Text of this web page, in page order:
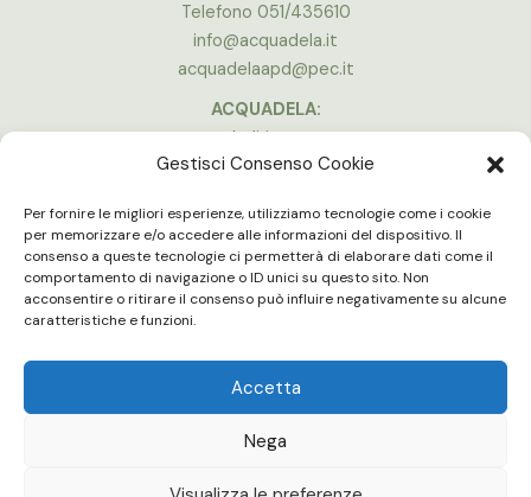
Gestisci Consenso Cookie
Per fornire le migliori esperienze, utilizziamo tecnologie come i cookie
per memorizzare e/o accedere alle informazioni del dispositivo. Il
consenso a queste tecnologie ci permetterà di elaborare dati come il
comportamento di navigazione o ID unici su questo sito. Non
acconsentire o ritirare il consenso può influire negativamente su alcune
caratteristiche e funzioni.
Accetta
Nega
Telefono 051/435610
info@acquadela.it
acquadelaapd@pec.it
ACQUADELA:
Indirizzo:
Via A. Costa, 174, 40134 Bologna
Vedi la mappa
ORARI APERTURA:
Lun - Ven 16:00 - 20:00
Gli uffici e le palestre sono chiuse in concomitanza delle partite in
Acquadela | Copyright © 2022 |
Benemerenze
Cookies policy